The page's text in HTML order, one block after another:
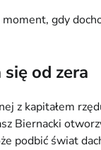
gdy
od zera
z kapitałem
Biernacki
podbić świat